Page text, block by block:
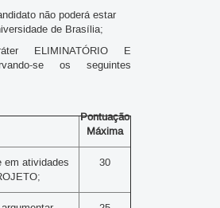
não poderá estar
de Brasília;
ELIMINATÓRIO E
se os seguintes
Pontuação
Máxima
em atividades
30